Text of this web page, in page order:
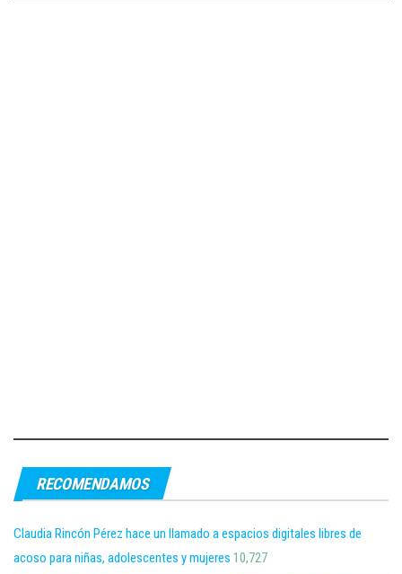
RECOMENDAMOS
Claudia Rincón Pérez hace un llamado a espacios digitales libres de
acoso para niñas, adolescentes y mujeres 10,727